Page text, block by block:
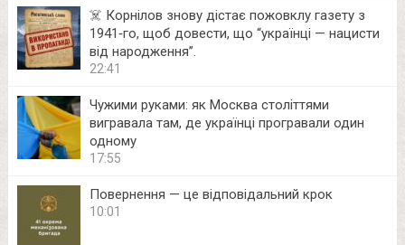
☠️ Корнілов знову дістає пожовклу газету з
1941‑го, щоб довести, що “українці — нацисти
від народження”.
22:41
Чужими руками: як Москва століттями
вигравала там, де українці програвали один
одному
17:55
Повернення — це відповідальний крок
10:01